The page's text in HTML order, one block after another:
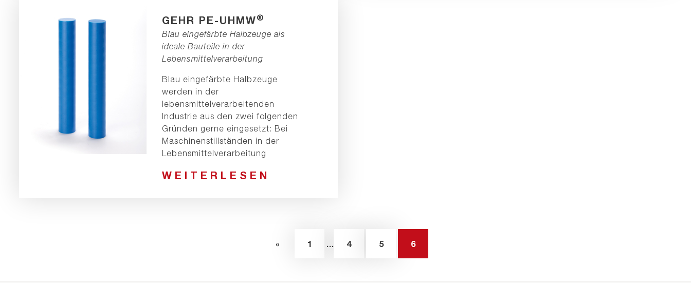
GEHR PE-UHMW®
Blau eingefärbte Halbzeuge als
ideale Bauteile in der
Lebensmittelverarbeitung
Blau eingefärbte Halbzeuge
werden in der
lebensmittelverarbeitenden
Industrie aus den zwei folgenden
Gründen gerne eingesetzt: Bei
Maschinenstillständen in der
Lebensmittelverarbeitung
WEITERLESEN
« 1 … 4 5 6